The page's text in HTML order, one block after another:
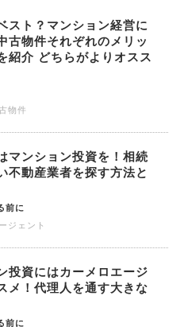
スト？マンション経営に
古物件それぞれのメリッ
紹介 どちらがよりオスス
物件
マンション投資を！相続
不動産業者を探す方法と
前に
ジェント
投資にはカーメロエージ
メ！代理人を通す大きな
前に